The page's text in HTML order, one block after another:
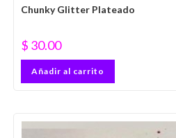
Chunky Glitter Plateado
$ 30.00
Añadir al carrito